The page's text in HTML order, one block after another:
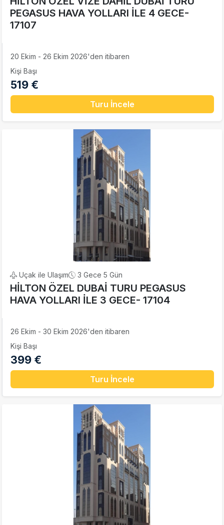
PEGASUS HAVA YOLLARI İLE 4 GECE-
17107
20 Ekim - 26 Ekim 2026'den itibaren
Kişi Başı
519 €
Turu İncele
Uçak ile Ulaşım 3 Gece 5 Gün
HİLTON ÖZEL DUBAİ TURU PEGASUS
HAVA YOLLARI İLE 3 GECE- 17104
26 Ekim - 30 Ekim 2026'den itibaren
Kişi Başı
399 €
Turu İncele